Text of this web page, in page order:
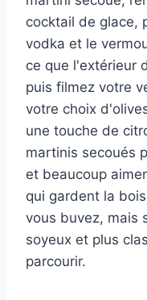
cocktail de glace,
vodka et le
ce que l'extérieur
puis filmez votre
votre choix
une touche de
martinis secoués
et beaucoup
qui gardent la
vous buvez, mais
soyeux et plus
parcourir.